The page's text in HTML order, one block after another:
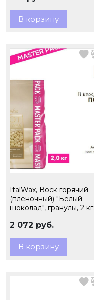
В корзину
ItalWax, Воск горячий
(пленочный) "Белый
шоколад", гранулы, 2 кг
2 072 руб.
В корзину